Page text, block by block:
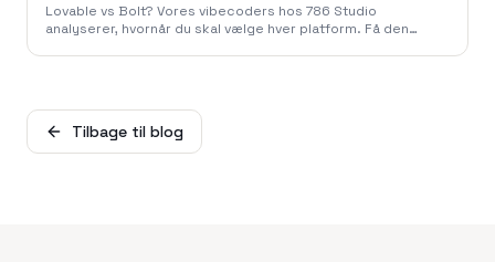
Lovable vs Bolt? Vores vibecoders hos 786 Studio
analyserer, hvornår du skal vælge hver platform. Få den
Tilbage til blog